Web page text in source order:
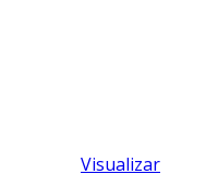
Visualizar